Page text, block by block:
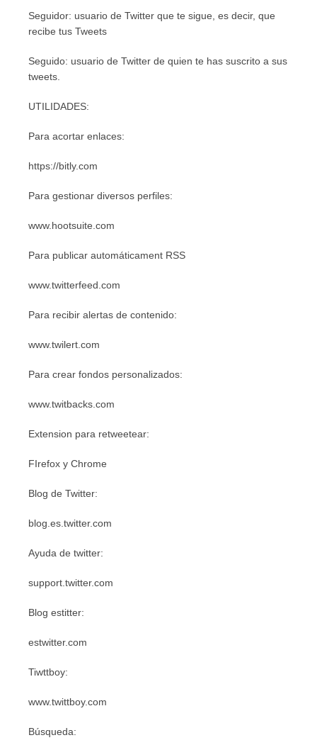
Seguidor: usuario de Twitter que te sigue, es decir, que
recibe tus Tweets
Seguido: usuario de Twitter de quien te has suscrito a sus
tweets.
UTILIDADES:
Para acortar enlaces:
https://bitly.com
Para gestionar diversos perfiles:
www.hootsuite.com
Para publicar automáticament RSS
www.twitterfeed.com
Para recibir alertas de contenido:
www.twilert.com
Para crear fondos personalizados:
www.twitbacks.com
Extension para retweetear:
FIrefox y Chrome
Blog de Twitter:
blog.es.twitter.com
Ayuda de twitter:
support.twitter.com
Blog estitter:
estwitter.com
Tiwttboy:
www.twittboy.com
Búsqueda: